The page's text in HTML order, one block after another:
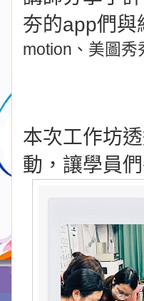
夯的app們與
motion、美圖秀
本次工作坊
動，讓學員